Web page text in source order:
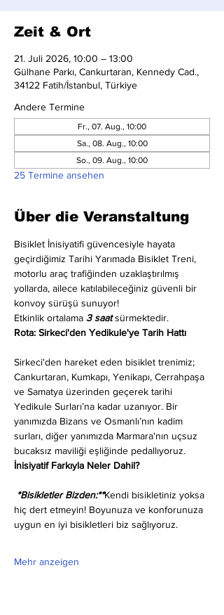
Zeit & Ort
21. Juli 2026, 10:00 – 13:00
Gülhane Parkı, Cankurtaran, Kennedy Cad.,
34122 Fatih/İstanbul, Türkiye
Andere Termine
Fr., 07. Aug., 10:00
Sa., 08. Aug., 10:00
So., 09. Aug., 10:00
25 Termine ansehen
Über die Veranstaltung
Bisiklet İnisiyatifi güvencesiyle hayata
geçirdiğimiz Tarihi Yarımada Bisiklet Treni,
motorlu araç trafiğinden uzaklaştırılmış
yollarda, ailece katılabileceğiniz güvenli bir
konvoy sürüşü sunuyor!
Etkinlik ortalama 3 saat sürmektedir.
Rota: Sirkeci'den Yedikule'ye Tarih Hattı
Sirkeci'den hareket eden bisiklet trenimiz;
Cankurtaran, Kumkapı, Yenikapı, Cerrahpaşa
ve Samatya üzerinden geçerek tarihi
Yedikule Surları’na kadar uzanıyor. Bir
yanımızda Bizans ve Osmanlı’nın kadim
surları, diğer yanımızda Marmara'nın uçsuz
bucaksız maviliği eşliğinde pedallıyoruz.
İnisiyatif Farkıyla Neler Dahil?
*Bisikletler Bizden:**Kendi bisikletiniz yoksa
hiç dert etmeyin! Boyunuza ve konforunuza
uygun en iyi bisikletleri biz sağlıyoruz.
Mehr anzeigen